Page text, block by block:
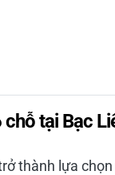
chỗ tại Bạc
thành lựa